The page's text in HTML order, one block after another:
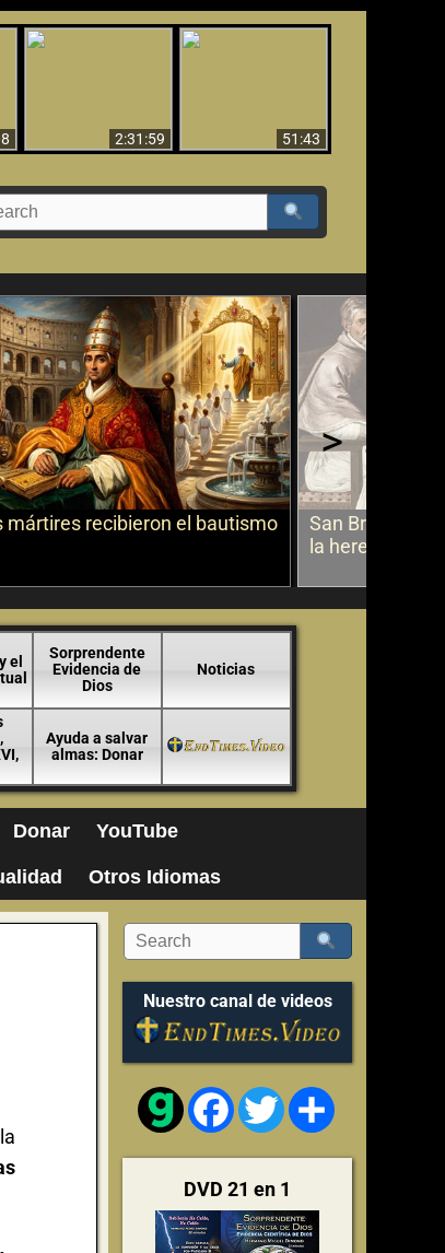
2:31:59
51:43
mártires recibieron el bautismo
San Bruno
la herejía
>
el
Sorprendente
Evidencia de
Dios
Noticias
Ayuda a salvar
almas: Donar
Donar YouTube
Otros Idiomas
Nuestro canal de videos
FacebookTwitter
DVD 21 en 1